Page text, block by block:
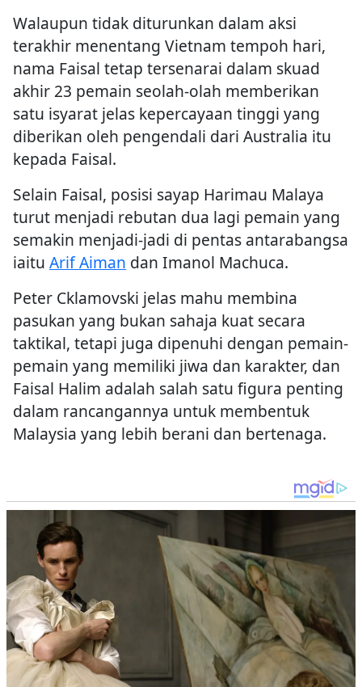
Walaupun tidak diturunkan dalam aksi
terakhir menentang Vietnam tempoh hari,
nama Faisal tetap tersenarai dalam skuad
akhir 23 pemain seolah-olah memberikan
satu isyarat jelas kepercayaan tinggi yang
diberikan oleh pengendali dari Australia itu
kepada Faisal.
Selain Faisal, posisi sayap Harimau Malaya
turut menjadi rebutan dua lagi pemain yang
semakin menjadi-jadi di pentas antarabangsa
iaitu Arif Aiman dan Imanol Machuca.
Peter Cklamovski jelas mahu membina
pasukan yang bukan sahaja kuat secara
taktikal, tetapi juga dipenuhi dengan pemain-
pemain yang memiliki jiwa dan karakter, dan
Faisal Halim adalah salah satu figura penting
dalam rancangannya untuk membentuk
Malaysia yang lebih berani dan bertenaga.